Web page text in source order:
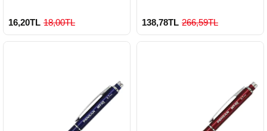
16,20TL 18,00TL 138,78TL 266,59TL